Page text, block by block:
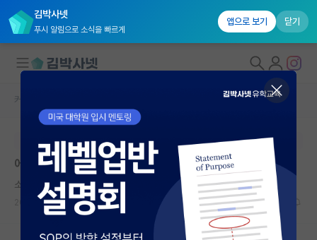
김박사넷
푸시 알림으로 소식을 빠르게
앱으로 보기 닫기
대학원생 모집
국내대학원 정보
연구실&오픈랩
커뮤니티
커뮤니티 홈
커뮤니티 홈
본문이 수정되지 않는 박제글입니다.
에이전트는 학사를 물석사로 만든다
소심한 아인슈타인
2026.06.09 18 9432